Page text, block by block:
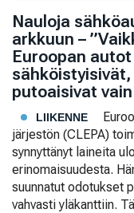
Nauloja
arkkuun –
Euroopan autot
putoaisivat
LIIKENNE
järjestön (CLEPA)
synnyttänyt laineita
erinomaisuudesta.
suunnatut odotukset
vahvasti yläkanttiin.